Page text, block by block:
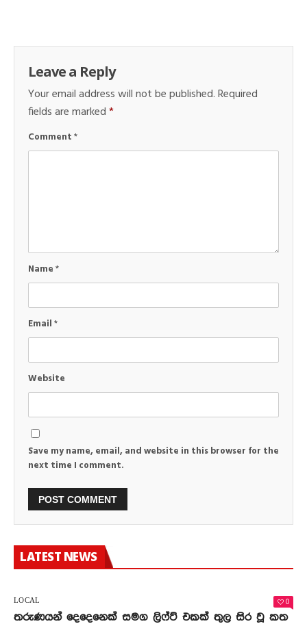
Leave a Reply
Your email address will not be published.Required
fields are marked*
Comment*
Name*
Email*
Website
Save my name, email, and website in this browser for the
next time I comment.
LATEST NEWS
LOCAL 0
තරුණයන් දෙදෙනෙක් සමග ලිෆ්ට් එකක් තුල සිර වූ කත